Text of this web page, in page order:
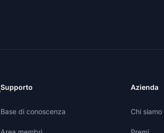
Supporto
Base di conoscenza
Azienda
Chi siamo